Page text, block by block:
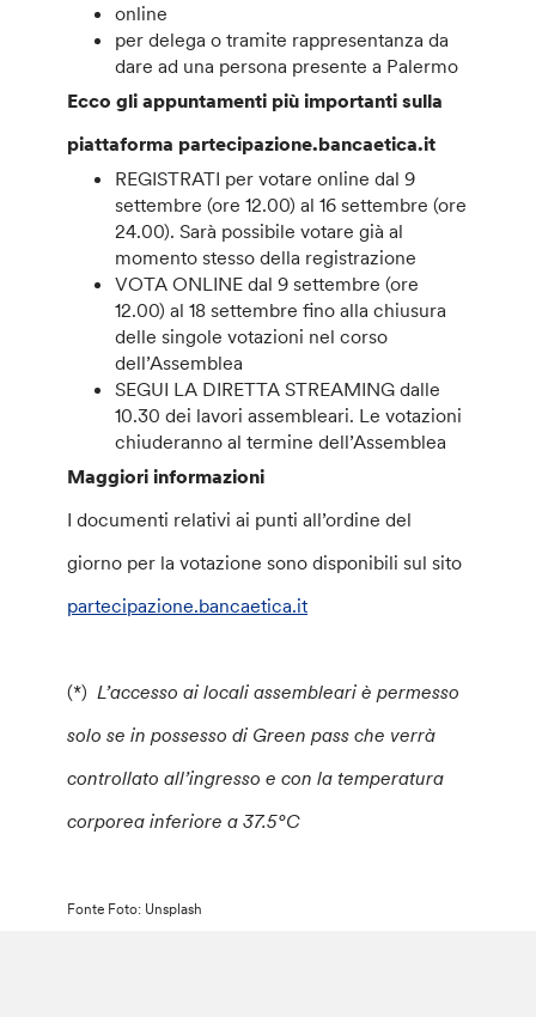
online
per delega o tramite rappresentanza da
dare ad una persona presente a Palermo
Ecco gli appuntamenti più importanti sulla
piattaforma partecipazione.bancaetica.it
REGISTRATI per votare online dal 9
settembre (ore 12.00) al 16 settembre (ore
24.00). Sarà possibile votare già al
momento stesso della registrazione
VOTA ONLINE dal 9 settembre (ore
12.00) al 18 settembre fino alla chiusura
delle singole votazioni nel corso
dell’Assemblea
SEGUI LA DIRETTA STREAMING dalle
10.30 dei lavori assembleari. Le votazioni
chiuderanno al termine dell’Assemblea
Maggiori informazioni
I documenti relativi ai punti all’ordine del
giorno per la votazione sono disponibili sul sito
partecipazione.bancaetica.it
(*)L’accesso ai locali assembleari è permesso
solo se in possesso di Green pass che verrà
controllato all’ingresso e con la temperatura
corporea inferiore a 37.5°C
Fonte Foto: Unsplash